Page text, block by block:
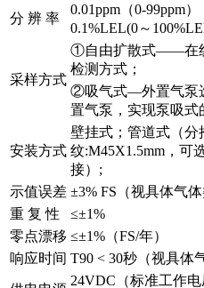
分 辨 率
0.01ppm（0-99ppm）
0.1%LEL(0～
采样方式
①自由扩散式——在
检测方式；
②吸气式—外置气泵
置气泵，实现泵吸式
安装方式
壁挂式；管道式（分
纹:M45X1.5mm，可
接）;
示值误差 ±3% FS（视具体气体
重 复 性
≤±1%
零点漂移 ≤±1%（FS/年）
响应时间 T90 < 30秒（视具体
24VDC（标准工作